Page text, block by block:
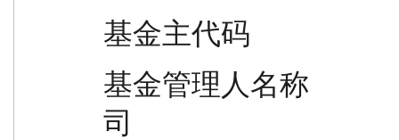
基金主代码
基金管理人名称
司